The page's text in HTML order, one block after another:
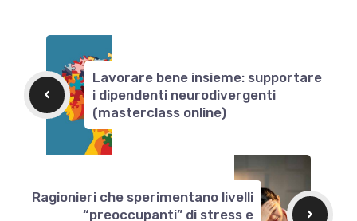
Lavorare bene insieme: supportare
i dipendenti neurodivergenti
(masterclass online)
Ragionieri che sperimentano livelli
“preoccupanti” di stress e